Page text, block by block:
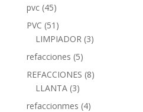
pvc (45)
PVC (51)
LIMPIADOR (3)
refacciones (5)
REFACCIONES (8)
LLANTA (3)
refaccionmes (4)